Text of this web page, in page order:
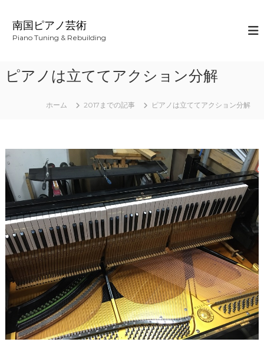
南国ピアノ芸術
Piano Tuning & Rebuilding
ピアノは立ててアクション分解
ホーム 2017までの記事 ピアノは立ててアクション分解